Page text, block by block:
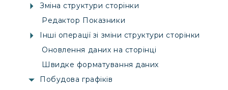
Зміна структури сторінки
Редактор Показники
Інші операції зі зміни структури сторінки
Оновлення даних на сторінці
Швидке форматування даних
Побудова графіків